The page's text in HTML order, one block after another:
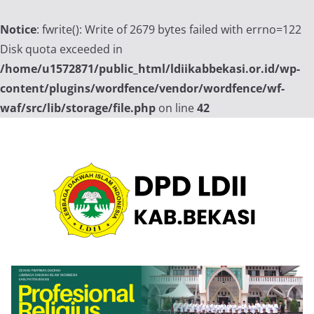
Notice: fwrite(): Write of 2679 bytes failed with errno=122
Disk quota exceeded in
/home/u1572871/public_html/ldiikabbekasi.or.id/wp-
content/plugins/wordfence/vendor/wordfence/wf-
waf/src/lib/storage/file.php on line42